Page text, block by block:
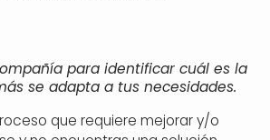
para identificar cuál es la
se adapta a tus necesidades.
que requiere mejorar y/o